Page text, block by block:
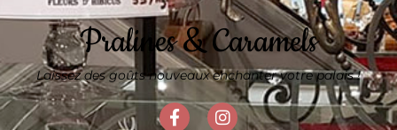
Pralines & Caramels
Laissez des goûts nouveaux enchanter votre palais !